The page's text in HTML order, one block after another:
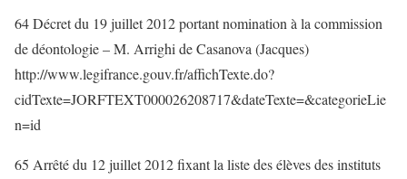
64 Décret du 19 juillet 2012 portant nomination à la commission
de déontologie – M. Arrighi de Casanova (Jacques)
http://www.legifrance.gouv.fr/affichTexte.do?
cidTexte=JORFTEXT000026208717&dateTexte=&categorieLie
n=id
65 Arrêté du 12 juillet 2012 fixant la liste des élèves des instituts